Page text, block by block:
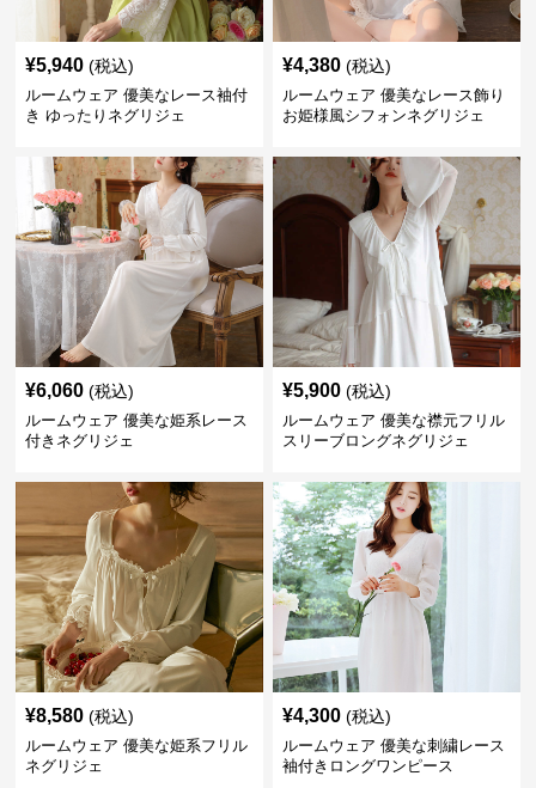
¥5,940 (税込)
ルームウェア 優美なレース袖付
き ゆったりネグリジェ
¥4,380 (税込)
ルームウェア 優美なレース飾り
お姫様風シフォンネグリジェ
¥6,060 (税込)
ルームウェア 優美な姫系レース
付きネグリジェ
¥5,900 (税込)
ルームウェア 優美な襟元フリル
スリーブロングネグリジェ
¥8,580 (税込)
ルームウェア 優美な姫系フリル
ネグリジェ
¥4,300 (税込)
ルームウェア 優美な刺繍レース
袖付きロングワンピース